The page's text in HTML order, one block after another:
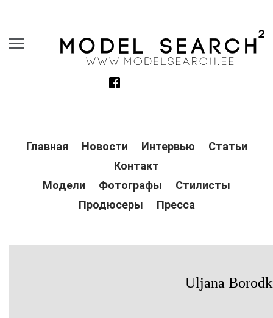
Главная Новости Интервью
Статьи
Контакт
Модели
Фотографы
Стилисты
Продюсеры
Пресса
Uljana